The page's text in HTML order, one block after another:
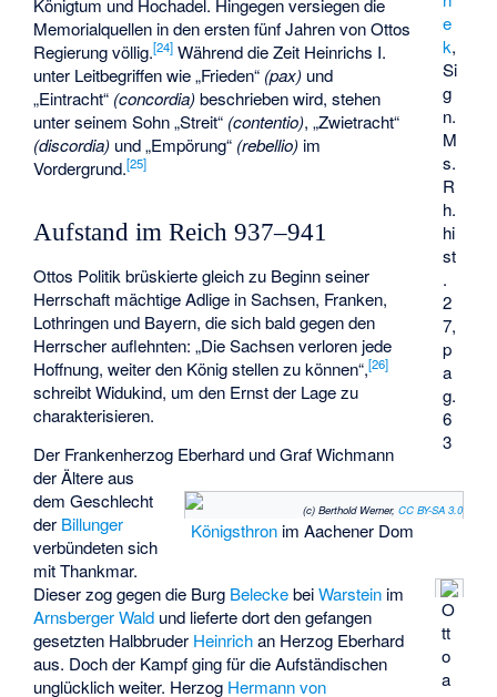
e
k,
Si
g
n.
M
s.
R
h.
hi
st
.
2
7,
p
a
g.
6
3
(c) Berthold Werner, CC BY-SA 3.0
Königsthronim Aachener Dom
O
tt
o
a
Königtum und Hochadel. Hingegen versiegen die
Memorialquellen in den ersten fünf Jahren von Ottos
Regierung völlig.[24] Während die Zeit Heinrichs I.
unter Leitbegriffen wie „Frieden“ (pax) und
„Eintracht“ (concordia)beschrieben wird, stehen
unter seinem Sohn „Streit“ (contentio), „Zwietracht“
(discordia) und „Empörung“ (rebellio) im
Vordergrund.[25]
Aufstand im Reich 937–941
Ottos Politik brüskierte gleich zu Beginn seiner
Herrschaft mächtige Adlige in Sachsen, Franken,
Lothringen und Bayern, die sich bald gegen den
Herrscher auflehnten: „Die Sachsen verloren jede
Hoffnung, weiter den König stellen zu können“,[26]
schreibt Widukind, um den Ernst der Lage zu
charakterisieren.
Der Frankenherzog Eberhard und Graf Wichmann
der Ältere aus
dem Geschlecht
der Billunger
verbündeten sich
mit Thankmar.
Dieser zog gegen die Burg BeleckebeiWarstein im
Arnsberger Wald und lieferte dort den gefangen
gesetzten Halbbruder Heinrichan Herzog Eberhard
aus. Doch der Kampf ging für die Aufständischen
unglücklich weiter. Herzog Hermann von